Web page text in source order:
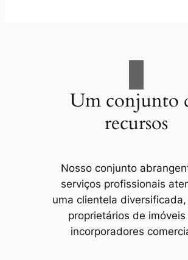
Um conjunto
recursos
Nosso conjunto
serviços profissionais
uma clientela
proprietários de imóveis
incorporadores